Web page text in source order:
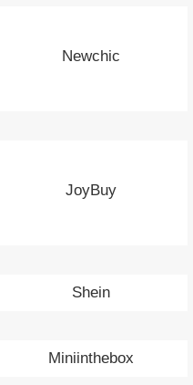
Newchic
JoyBuy
Shein
Miniinthebox